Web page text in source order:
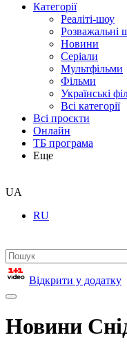
Категорії
Реаліті-шоу
Розважальні
Новини
Серіали
Мультфільми
Фільми
Українські
Всі категорії
Всі проєкти
Онлайн
ТБ програма
Еще
UA
RU
Відкрити у додатку
Новини